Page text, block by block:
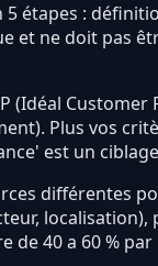
étapes :
et ne doit pas
(Idéal
Plus vos
est un
différentes
40 a 60 %